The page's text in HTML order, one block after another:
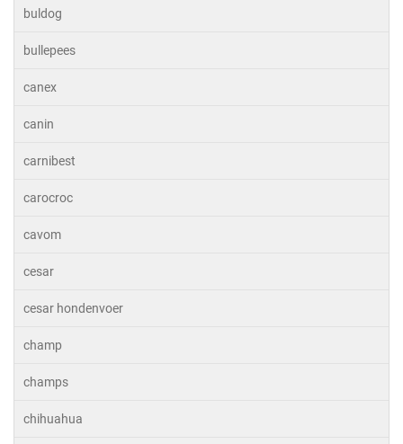
buldog
bullepees
canex
canin
carnibest
carocroc
cavom
cesar
cesar hondenvoer
champ
champs
chihuahua